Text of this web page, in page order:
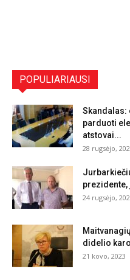
POPULIARIAUSI
parduoti
atstovai...
28 rugsėjo,
prezidente,
24 rugsėjo,
didelio
21 kovo, 2023